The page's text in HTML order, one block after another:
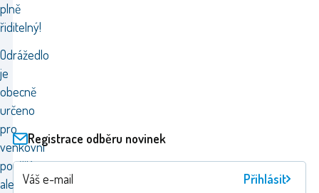
plně
řiditelný!
Odrážedlo
je
obecně
určeno
pro
venkovní
použití,
ale
Registrace odběru novinek
Přihlásit